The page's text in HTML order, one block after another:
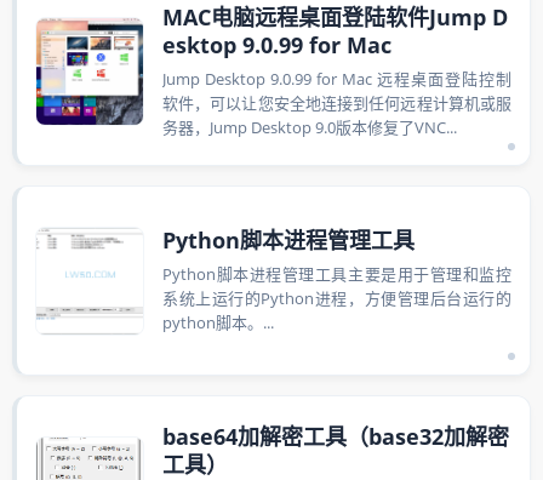
MAC电脑远程桌面登陆软件Jump D
esktop 9.0.99 for Mac
Jump Desktop 9.0.99 for Mac 远程桌面登陆控制
软件，可以让您安全地连接到任何远程计算机或服
务器，Jump Desktop 9.0版本修复了VNC...
Python脚本进程管理工具
Python脚本进程管理工具主要是用于管理和监控
系统上运行的Python进程，方便管理后台运行的
python脚本。...
base64加解密工具（base32加解密
工具）